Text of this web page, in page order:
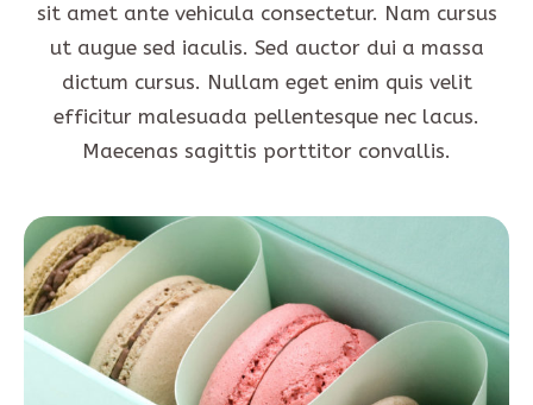
sit amet ante vehicula consectetur. Nam cursus
ut augue sed iaculis. Sed auctor dui a massa
dictum cursus. Nullam eget enim quis velit
efficitur malesuada pellentesque nec lacus.
Maecenas sagittis porttitor convallis.